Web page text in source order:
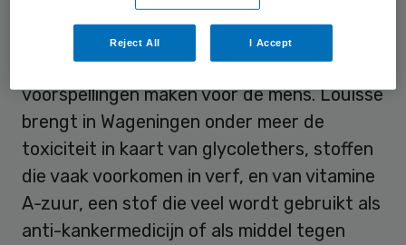
vertalen naar risicobeoordelingen voor de
mens. Door computermodellen te koppelen
aan de in vitro modellen kan Louisse
voorspellingen maken voor de mens. Louisse
brengt in Wageningen onder meer de
toxiciteit in kaart van glycolethers, stoffen
die vaak voorkomen in verf, en van vitamine
A-zuur, een stof die veel wordt gebruikt als
anti-kankermedicijn of als middel tegen
Reject All I Accept